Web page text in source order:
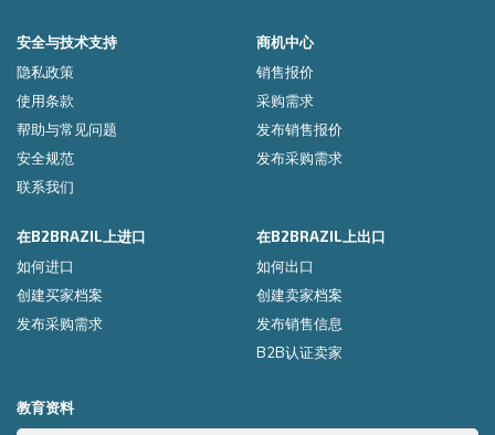
安全与技术支持
隐私政策
使用条款
帮助与常见问题
安全规范
联系我们
商机中心
销售报价
采购需求
发布销售报价
发布采购需求
在B2BRAZIL上进口
如何进口
创建买家档案
发布采购需求
在B2BRAZIL上出口
如何出口
创建卖家档案
发布销售信息
B2B认证卖家
教育资料